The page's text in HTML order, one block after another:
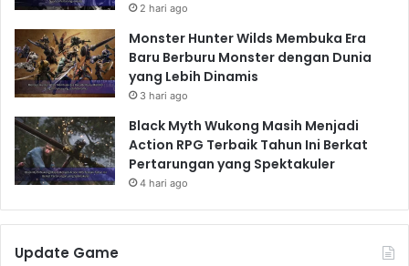
2 hari ago
Monster Hunter Wilds Membuka Era
Baru Berburu Monster dengan Dunia
yang Lebih Dinamis
3 hari ago
Black Myth Wukong Masih Menjadi
Action RPG Terbaik Tahun Ini Berkat
Pertarungan yang Spektakuler
4 hari ago
Update Game